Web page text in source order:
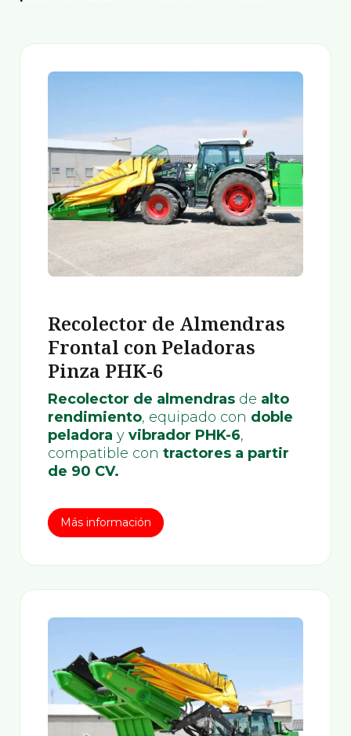
Recolector de Almendras
Frontal con Peladoras
Pinza PHK-6
Recolector de almendras de alto
rendimiento, equipado con doble
peladora y vibrador PHK-6,
compatible con tractores a partir
de 90 CV.
Más información